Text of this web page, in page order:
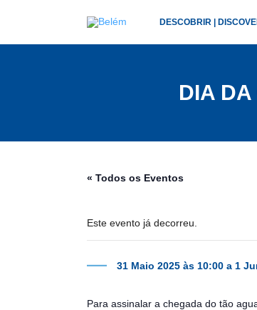
DESCOBRIR |
DIA
« Todos os Eventos
Este evento já decorreu.
31 Maio 2025 às 10:00 a 1
Para assinalar a chegada do tão